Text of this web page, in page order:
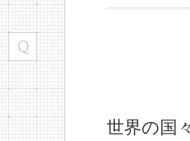
世界の国